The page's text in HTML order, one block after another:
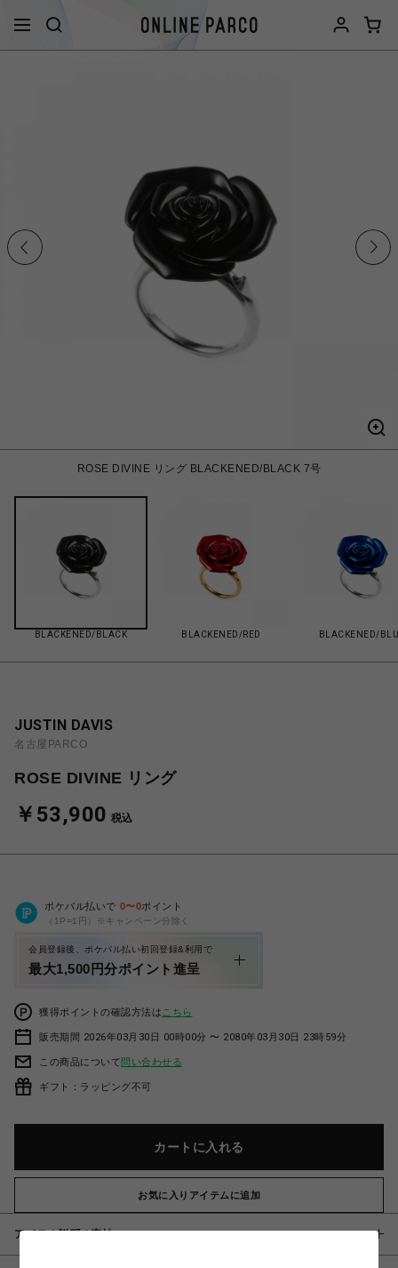
ROSE DIVINE リング BLACKENED/BLACK 7号
BLACKENED/BLACK BLACKENED/RED BLACKENED/
JUSTIN DAVIS
名古屋PARCO
ROSE DIVINE リング
￥53,900 税込
ポケパル払いで 0〜0ポイント
（1P=1円）※キャンペーン分除く
会員登録後、ポケパル払い初回登録&利用で
最大1,500円分ポイント進呈
獲得ポイントの確認方法は こちら
販売期間 2026年03月30日 00時00分 〜 2080年03月30日 23時59分
この商品について問い合わせる
ギフト：ラッピング不可
カートに入れる
お気に入りアイテムに追加
アイテム説明 / 素材